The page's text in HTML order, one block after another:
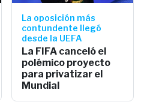
La oposición más
contundente llegó
desde la UEFA
La FIFA canceló el
polémico proyecto
para privatizar el
Mundial